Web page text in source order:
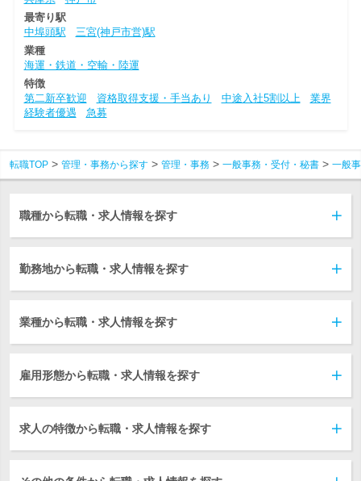
最寄り駅
中埠頭駅
三宮(神戸市営)駅
業種
海運・鉄道・空輸・陸運
特徴
第二新卒歓迎
資格取得支援・手当あり 中途入社5割以上
業界
経験者優遇
急募
転職TOP 管理・事務から探す 管理・事務 一般事務・受付・秘書 一般
職種から転職・求人情報を探す
勤務地から転職・求人情報を探す
業種から転職・求人情報を探す
雇用形態から転職・求人情報を探す
求人の特徴から転職・求人情報を探す